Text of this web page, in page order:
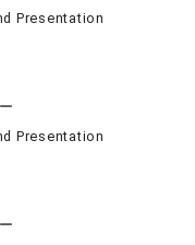
Presentation
Presentation